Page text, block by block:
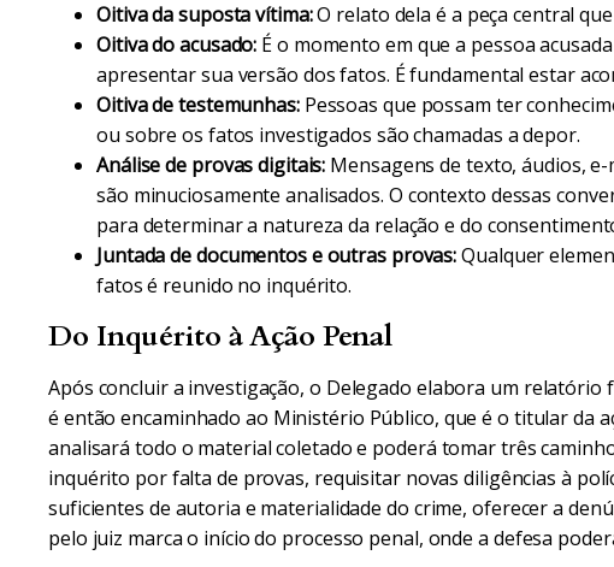
Oitiva da suposta vítima:O relato dela é a peça central
Oitiva do acusado: É o momento em que a pessoa
apresentar sua versão dos fatos. É fundamental estar
Oitiva de testemunhas:Pessoas que possam ter
ou sobre os fatos investigados são chamadas a depor.
Análise de provas digitais: Mensagens de texto, áudios,
são minuciosamente analisados. O contexto dessas
para determinar a natureza da relação e do
Juntada de documentos e outras provas:Qualquer
fatos é reunido no inquérito.
Do Inquérito à Ação Penal
Após concluir a investigação, o Delegado elabora um relatório
é então encaminhado ao Ministério Público, que é o titular da
analisará todo o material coletado e poderá tomar três
inquérito por falta de provas, requisitar novas diligências à
suficientes de autoria e materialidade do crime, oferecer a
pelo juiz marca o início do processo penal, onde a defesa